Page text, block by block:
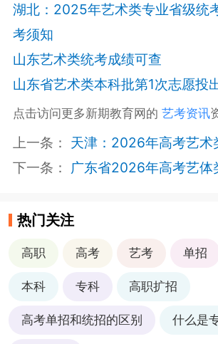
湖北：2025年艺术类专业省级统
考须知
山东艺术类统考成绩可查
山东省艺术类本科批第1次志愿投
点击访问更多新期教育网的 艺考资讯
上一条： 天津：2026年高考艺术类专
下一条： 广东省2026年高考艺体
热门关注
高职 高考 艺考 单招
本科 专科 高职扩招
高考单招和统招的区别 什么是